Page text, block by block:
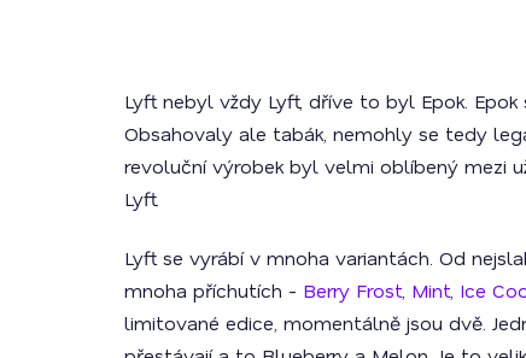
Lyft nebyl vždy Lyft, dříve to byl Epok.
Obsahovaly ale tabák, nemohly se tedy
revoluční výrobek byl velmi oblíbený mezi
Lyft.
Lyft se vyrábí v mnoha variantách. Od
mnoha příchutích - Berry Frost Mint Ice
limitované edice, momentálně jsou dvě.